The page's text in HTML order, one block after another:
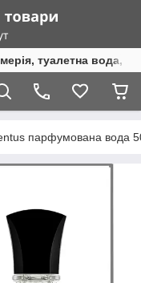
туалетна вода,
парфумована вода